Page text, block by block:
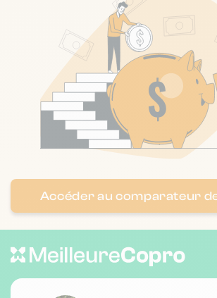
Accéder au comparateur